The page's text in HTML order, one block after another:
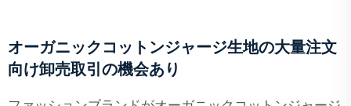
オーガニックコットンジャージ生地の大量注文
向け卸売取引の機会あり